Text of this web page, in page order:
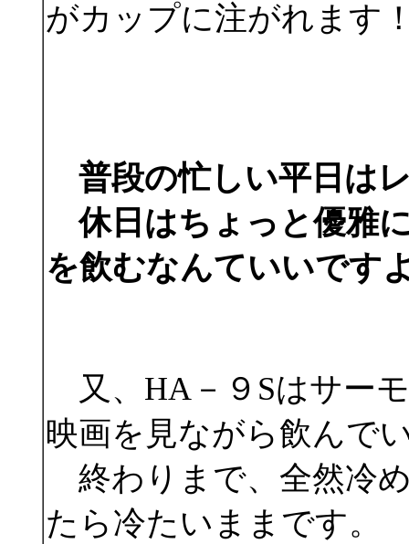
がカップに注がれます
普段の忙しい平日は
休日はちょっと優雅
を飲むなんていいです
又、HA－９Sはサー
映画を見ながら飲んで
終わりまで、全然冷
たら冷たいままです。